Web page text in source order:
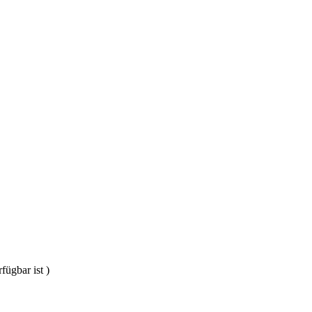
ist )